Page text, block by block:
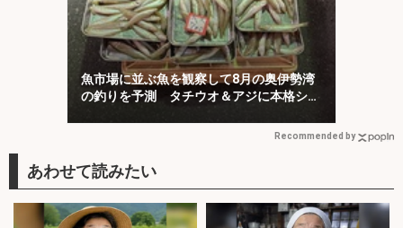
魚市場に並ぶ魚を観察して8月の奥伊勢湾
の釣りを予測 タチウオ＆アジに本格シー
Recommended by